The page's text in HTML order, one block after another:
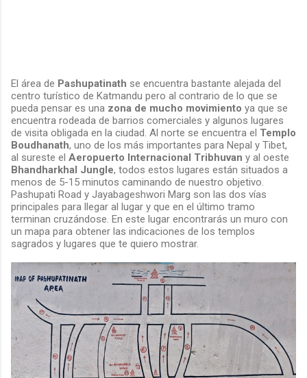
El área de Pashupatinath se encuentra bastante alejada del
centro turístico de Katmandu pero al contrario de lo que se
pueda pensar es una zona de mucho movimiento ya que se
encuentra rodeada de barrios comerciales y algunos lugares
de visita obligada en la ciudad. Al norte se encuentra el Templo
Boudhanath, uno de los más importantes para Nepal y Tibet,
al sureste el Aeropuerto Internacional Tribhuvan y al oeste
Bhandharkhal Jungle, todos estos lugares están situados a
menos de 5-15 minutos caminando de nuestro objetivo.
Pashupati Road y Jayabageshwori Marg son las dos vías
principales para llegar al lugar y que en el último tramo
terminan cruzándose. En este lugar encontrarás un muro con
un mapa para obtener las indicaciones de los templos
sagrados y lugares que te quiero mostrar.